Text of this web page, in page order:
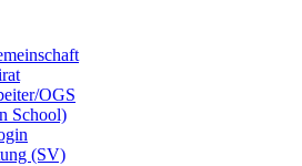
OGS
School)
(SV)